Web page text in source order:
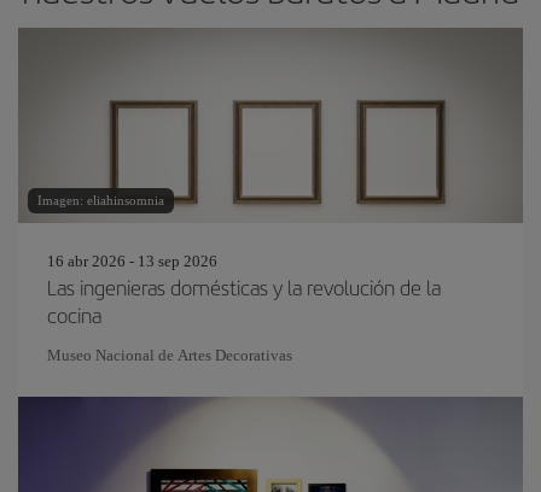
Imagen: eliahinsomnia
16 abr 2026 - 13 sep 2026
Las ingenieras domésticas y la revolución de la
cocina
Museo Nacional de Artes Decorativas